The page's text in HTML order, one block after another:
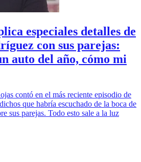
especiales detalles de
con sus parejas:
auto del año, cómo mi
contó en el más reciente episodio de
que habría escuchado de la boca de
sus parejas. Todo esto sale a la luz